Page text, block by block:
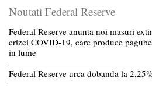
Noutati Federal Reserve
Federal Reserve anunta noi masuri
crizei COVID-19, care produce
in lume
Federal Reserve urca dobanda la